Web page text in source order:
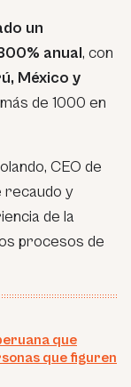
un
anual, con
México y
de 1000 en
CEO de
recaudo y
de la
procesos de
que
que figuren